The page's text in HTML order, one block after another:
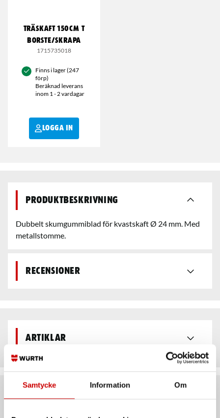
Samtycke Information Om
TRÄSKAFT 150CM T
BORSTE/SKRAPA
1715735018
Finns i lager (247
förp)
Beräknad leverans
inom 1 - 2 vardagar
LOGGA IN
Produktbeskrivning
Dubbelt skumgummiblad för kvastskaft Ø 24 mm. Med
metallstomme.
Recensioner
Artiklar
Rekommenderat baserat på vald produkt